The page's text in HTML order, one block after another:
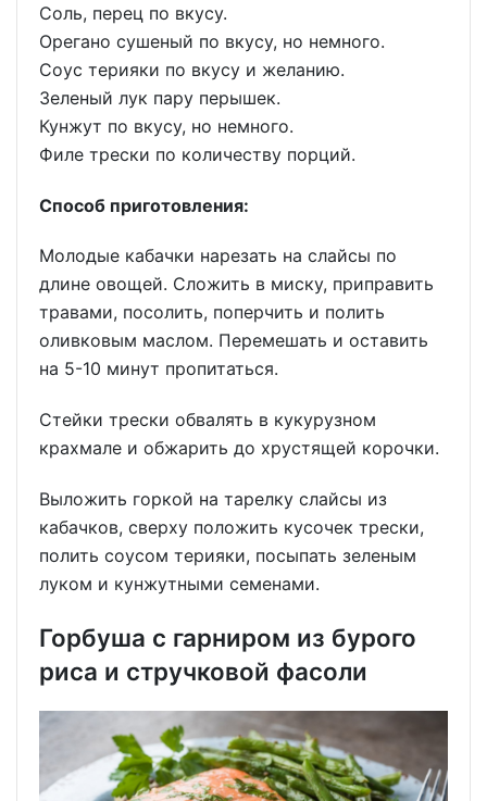
Соль, перец по вкусу.
Орегано сушеный по вкусу, но немного.
Соус терияки по вкусу и желанию.
Зеленый лук пару перышек.
Кунжут по вкусу, но немного.
Филе трески по количеству порций.
Способ приготовления:
Молодые кабачки нарезать на слайсы по
длине овощей. Сложить в миску, приправить
травами, посолить, поперчить и полить
оливковым маслом. Перемешать и оставить
на 5-10 минут пропитаться.
Стейки трески обвалять в кукурузном
крахмале и обжарить до хрустящей корочки.
Выложить горкой на тарелку слайсы из
кабачков, сверху положить кусочек трески,
полить соусом терияки, посыпать зеленым
луком и кунжутными семенами.
Горбуша с гарниром из бурого
риса и стручковой фасоли